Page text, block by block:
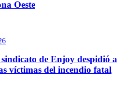
Oeste
de Enjoy despidió a
víctimas del incendio fatal